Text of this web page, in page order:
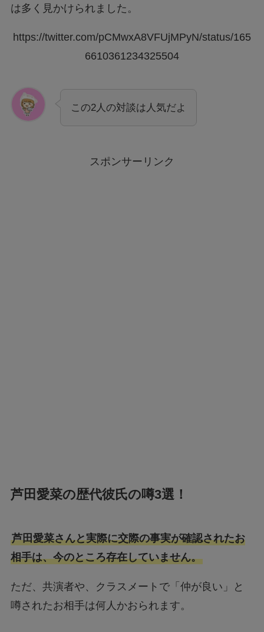
は多く見かけられました。
https://twitter.com/pCMwxA8VFUjMPyN/status/165
6610361234325504
この2人の対談は人気だよ
スポンサーリンク
芦田愛菜の歴代彼氏の噂3選！
芦田愛菜さんと実際に交際の事実が確認されたお
相手は、今のところ存在していません。
ただ、共演者や、クラスメートで「仲が良い」と
噂されたお相手は何人かおられます。